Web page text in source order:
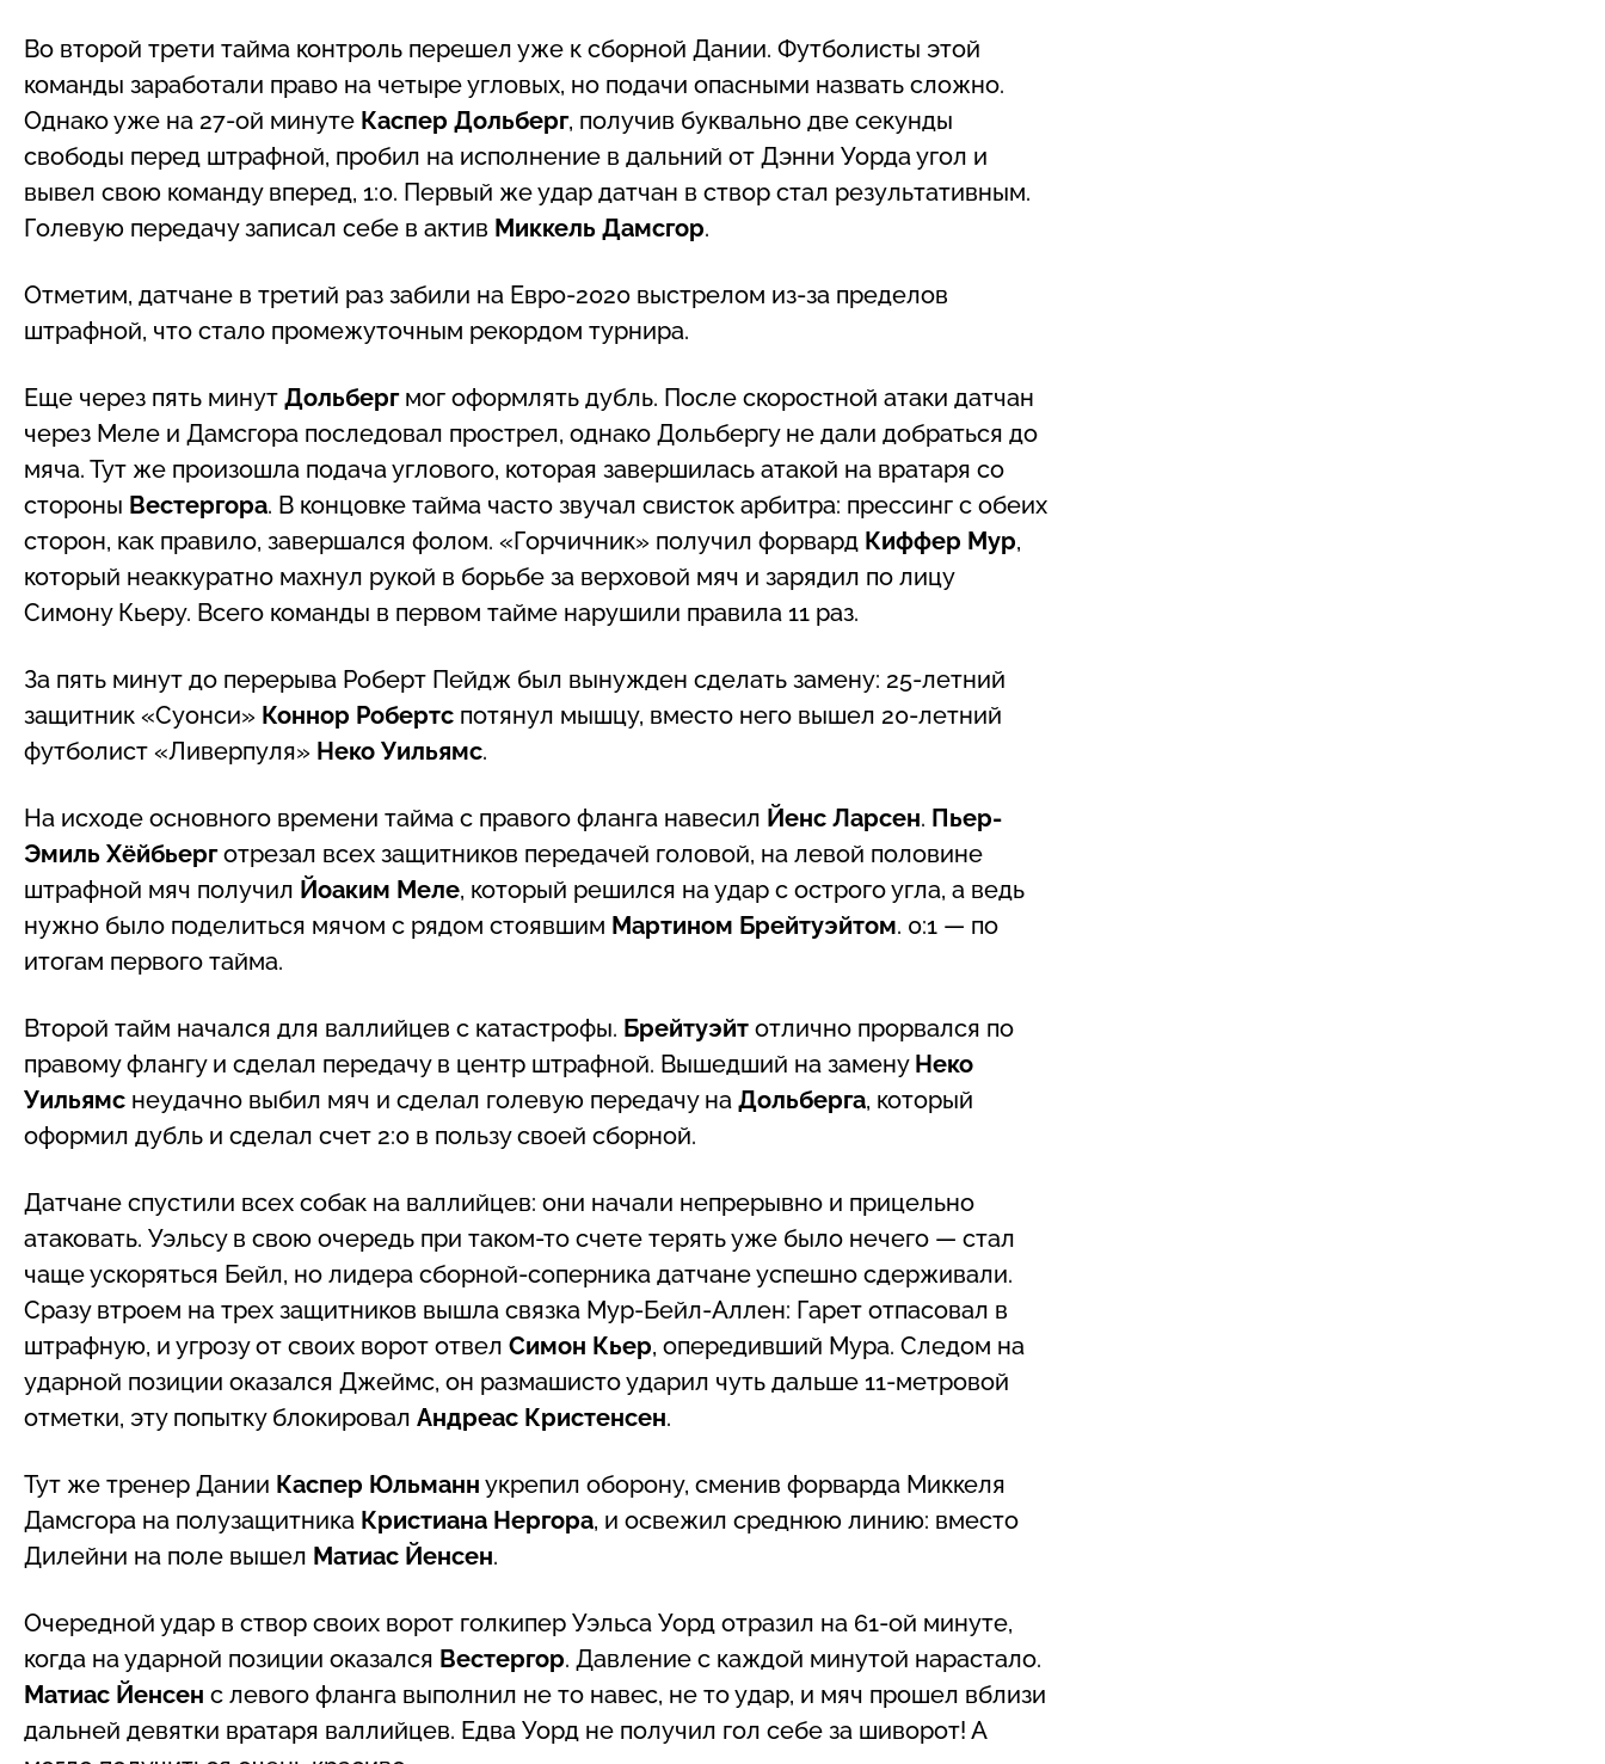
Во второй трети тайма контроль перешел уже к сборной Дании. Футболисты этой
команды заработали право на четыре угловых, но подачи опасными назвать сложно.
Однако уже на 27-ой минуте Каспер Дольберг, получив буквально две секунды
свободы перед штрафной, пробил на исполнение в дальний от Дэнни Уорда угол и
вывел свою команду вперед, 1:0. Первый же удар датчан в створ стал результативным.
Голевую передачу записал себе в актив Миккель Дамсгор.
Отметим, датчане в третий раз забили на Евро-2020 выстрелом из-за пределов
штрафной, что стало промежуточным рекордом турнира.
Еще через пять минут Дольберг мог оформлять дубль. После скоростной атаки датчан
через Меле и Дамсгора последовал прострел, однако Дольбергу не дали добраться до
мяча. Тут же произошла подача углового, которая завершилась атакой на вратаря со
стороны Вестергора. В концовке тайма часто звучал свисток арбитра: прессинг с обеих
сторон, как правило, завершался фолом. «Горчичник» получил форвард Киффер Мур,
который неаккуратно махнул рукой в борьбе за верховой мяч и зарядил по лицу
Симону Кьеру. Всего команды в первом тайме нарушили правила 11 раз.
За пять минут до перерыва Роберт Пейдж был вынужден сделать замену: 25-летний
защитник «Суонси» Коннор Робертс потянул мышцу, вместо него вышел 20-летний
футболист «Ливерпуля» Неко Уильямс.
На исходе основного времени тайма с правого фланга навесил Йенс Ларсен. Пьер-
Эмиль Хёйбьерготрезал всех защитников передачей головой, на левой половине
штрафной мяч получил Йоаким Меле, который решился на удар с острого угла, а ведь
нужно было поделиться мячом с рядом стоявшим Мартином Брейтуэйтом. 0:1 — по
итогам первого тайма.
Второй тайм начался для валлийцев с катастрофы. Брейтуэйт отлично прорвался по
правому флангу и сделал передачу в центр штрафной. Вышедший на замену Неко
Уильямс неудачно выбил мяч и сделал голевую передачу на Дольберга, который
оформил дубль и сделал счет 2:0 в пользу своей сборной.
Датчане спустили всех собак на валлийцев: они начали непрерывно и прицельно
атаковать. Уэльсу в свою очередь при таком-то счете терять уже было нечего — стал
чаще ускоряться Бейл, но лидера сборной-соперника датчане успешно сдерживали.
Сразу втроем на трех защитников вышла связка Мур-Бейл-Аллен: Гарет отпасовал в
штрафную, и угрозу от своих ворот отвел Симон Кьер, опередивший Мура. Следом на
ударной позиции оказался Джеймс, он размашисто ударил чуть дальше 11-метровой
отметки, эту попытку блокировал Андреас Кристенсен.
Тут же тренер Дании Каспер Юльманн укрепил оборону, сменив форварда Миккеля
Дамсгора на полузащитника Кристиана Нергора, и освежил среднюю линию: вместо
Дилейни на поле вышел Матиас Йенсен.
Очередной удар в створ своих ворот голкипер Уэльса Уорд отразил на 61-ой минуте,
когда на ударной позиции оказался Вестергор. Давление с каждой минутой нарастало.
Матиас Йенсен с левого фланга выполнил не то навес, не то удар, и мяч прошел вблизи
дальней девятки вратаря валлийцев. Едва Уорд не получил гол себе за шиворот! А